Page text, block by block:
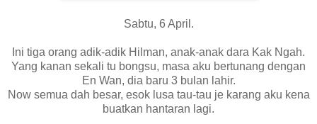
Sabtu, 6 April.
Ini tiga orang adik-adik Hilman, anak-anak dara Kak Ngah.
Yang kanan sekali tu bongsu, masa aku bertunang dengan
En Wan, dia baru 3 bulan lahir.
Now semua dah besar, esok lusa tau-tau je karang aku kena
buatkan hantaran lagi.